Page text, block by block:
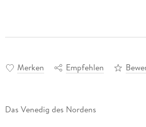
Merken Empfehlen
Das Venedig des Nordens